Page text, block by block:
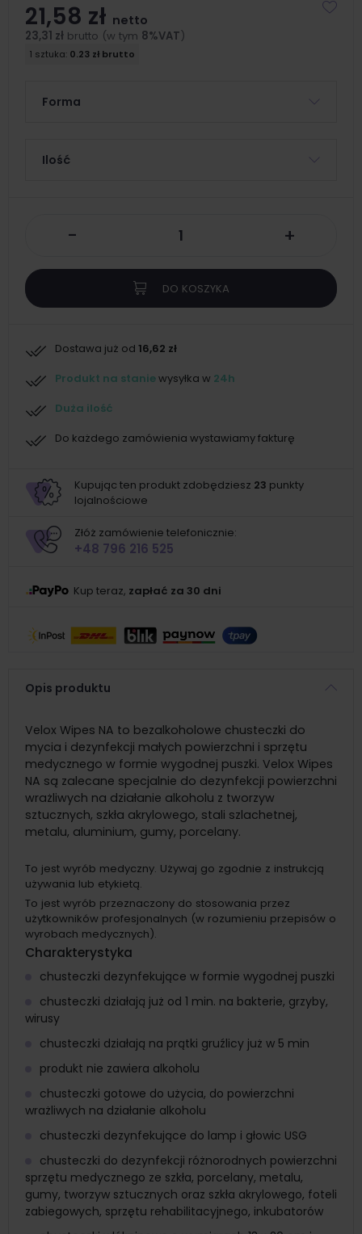
21,58 zł netto
23,31 zł brutto (w tym 8%VAT)
1 sztuka: 0.23 zł brutto
Forma
Ilość
- +
DO KOSZYKA
Dostawa już od 16,62 zł
Produkt na staniewysyłka w 24h
Duża ilość
Do każdego zamówienia wystawiamy fakturę
Kupując ten produkt zdobędziesz 23 punkty
lojalnościowe
Złóż zamówienie telefonicznie:
+48 796 216 525
Kup teraz, zapłać za 30 dni
Opis produktu
Velox Wipes NA to bezalkoholowe chusteczki do
mycia i dezynfekcji małych powierzchni i sprzętu
medycznego w formie wygodnej puszki. Velox Wipes
NA są zalecane specjalnie do dezynfekcji powierzchni
wrażliwych na działanie alkoholu z tworzyw
sztucznych, szkła akrylowego, stali szlachetnej,
metalu, aluminium, gumy, porcelany.
To jest wyrób medyczny. Używaj go zgodnie z instrukcją
używania lub etykietą.
To jest wyrób przeznaczony do stosowania przez
użytkowników profesjonalnych (w rozumieniu przepisów o
wyrobach medycznych).
Charakterystyka
chusteczki dezynfekujące w formie wygodnej puszki
chusteczki działają już od 1 min. na bakterie, grzyby,
wirusy
chusteczki działają na prątki gruźlicy już w 5 min
produkt nie zawiera alkoholu
chusteczki gotowe do użycia, do powierzchni
wrażliwych na działanie alkoholu
chusteczki dezynfekujące do lamp i głowic USG
chusteczki do dezynfekcji różnorodnych powierzchni
sprzętu medycznego ze szkła, porcelany, metalu,
gumy, tworzyw sztucznych oraz szkła akrylowego, foteli
zabiegowych, sprzętu rehabilitacyjnego, inkubatorów